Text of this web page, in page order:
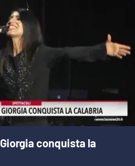
Grippo
conquista la